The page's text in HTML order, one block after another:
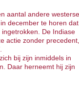
aantal andere westerse
december te horen dat
De Indiase
actie zonder precedent,
bij zijn inmiddels in
Daar herneemt hij zijn